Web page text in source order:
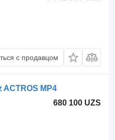
с продавцом
ACTROS MP4
680 100 UZS